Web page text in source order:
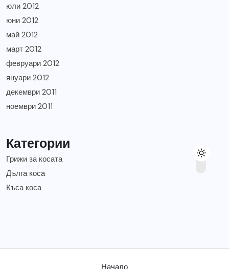
юли 2012
юни 2012
май 2012
март 2012
февруари 2012
януари 2012
декември 2011
ноември 2011
Категории
Грижи за косата
Дълга коса
Къса коса
Начало